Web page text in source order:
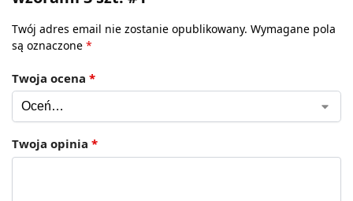
Twój adres email nie zostanie opublikowany. Wymagane pola
są oznaczone *
Twoja ocena *
Twoja opinia *